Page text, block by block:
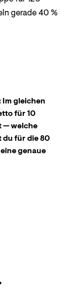
gerade 40 %
gleichen
für 10
— welche
für die 80
genaue